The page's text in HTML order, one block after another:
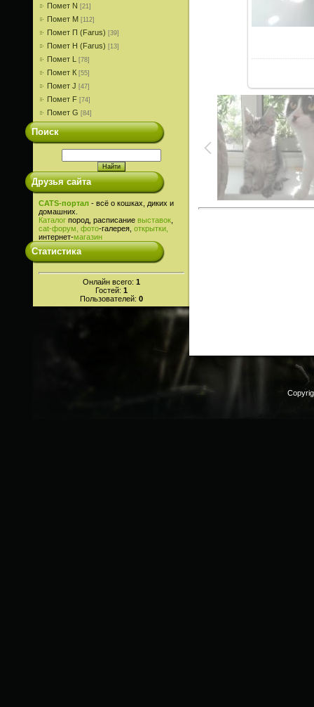
Помет N [21]
Помет M [112]
Помет П (Farus) [39]
Помет Н (Farus) [13]
Помет L [78]
Помет К [55]
Помет J [47]
Помет F [74]
Помет G [84]
Поиск
Друзья сайта
CATS-портал - всё о кошках, диких и
домашних.
Каталог пород, расписание выставок
cat-форум, фото-галерея, открытки,
интернет-магазин
Статистика
Онлайн всего: 1
Гостей: 1
Пользователей: 0